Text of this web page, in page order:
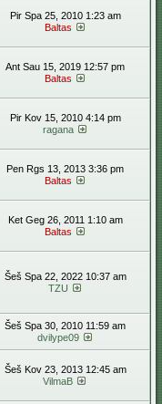
Pir Spa 25, 2010 1:23 am
Baltas
Ant Sau 15, 2019 12:57 pm
Baltas
Pir Kov 15, 2010 4:14 pm
ragana
Pen Rgs 13, 2013 3:36 pm
Baltas
Ket Geg 26, 2011 1:10 am
Baltas
Šeš Spa 22, 2022 10:37 am
TZU
Šeš Spa 30, 2010 11:59 am
dvilype09
Šeš Kov 23, 2013 12:45 am
VilmaB